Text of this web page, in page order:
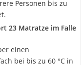
Personen bis zu
23 Matratze im Falle
einen
bei bis zu 60 °C in